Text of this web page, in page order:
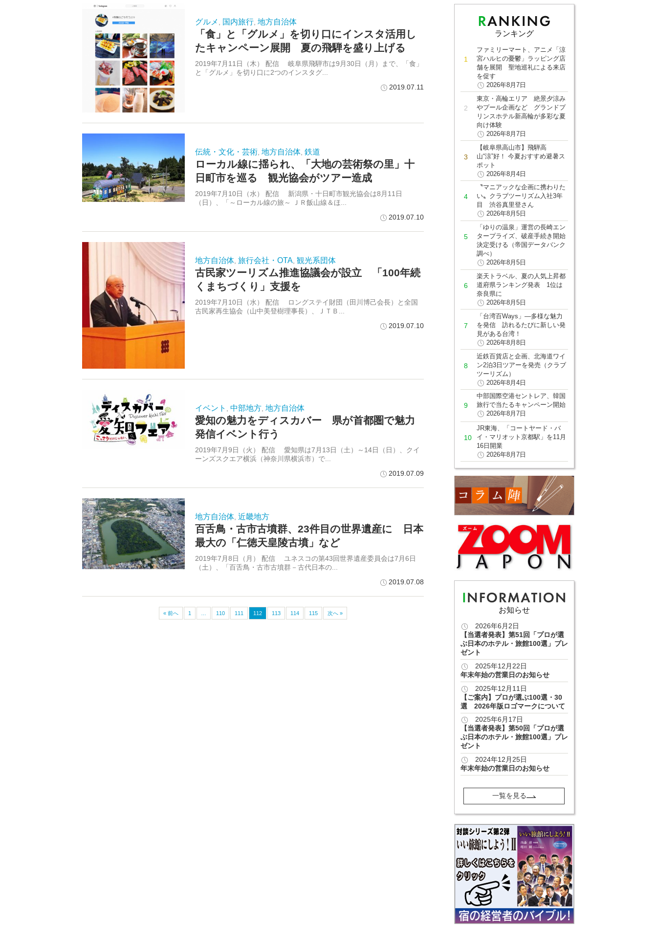
グルメ , 国内旅行, 地方自治体
「食」と「グルメ」を切り口にインスタ活用し
たキャンペーン展開 夏の飛騨を盛り上げる
2019年7月11日（木） 配信 岐阜県飛騨市は9月30日（月）まで、「食」
と「グルメ」を切り口に2つのインスタグ...
2019.07.11
伝統・文化・芸術, 地方自治体, 鉄道
ローカル線に揺られ、「大地の芸術祭の里」十
日町市を巡る 観光協会がツアー造成
2019年7月10日（水） 配信 新潟県・十日町市観光協会は8月11日
（日）、「～ローカル線の旅～ ＪＲ飯山線＆ほ...
2019.07.10
地方自治体, 旅行会社・OTA, 観光系団体
古民家ツーリズム推進協議会が設立 「100年続
くまちづくり」支援を
2019年7月10日（水） 配信 ロングステイ財団（田川博己会長）と全国
古民家再生協会（山中美登樹理事長）、ＪＴＢ...
2019.07.10
イベント 中部地方, 地方自治体
愛知の魅力をディスカバー 県が首都圏で魅力
発信イベント行う
2019年7月9日（火） 配信 愛知県は7月13日（土）～14日（日）、クイ
ーンズスクエア横浜（神奈川県横浜市）で...
2019.07.09
地方自治体, 近畿地方
百舌鳥・古市古墳群、23件目の世界遺産に 日本
最大の「仁徳天皇陵古墳」など
2019年7月8日（月） 配信 ユネスコの第43回世界遺産委員会は7月6日
（土）、「百舌鳥・古市古墳群－古代日本の...
2019.07.08
« 前へ 1 … 110 111 112 113 114 115 次へ »
ランキング
ファミリーマート、アニメ「涼
宮ハルヒの憂鬱」ラッピング店
舗を展開 聖地巡礼による来店
を促す
2026年8月7日
東京・高輪エリア 絶景夕涼み
やプール企画など グランドプ
リンスホテル新高輪が多彩な夏
向け体験
2026年8月7日
【岐阜県高山市】飛騨高
山“涼”好！ 今夏おすすめ避暑ス
ポット
2026年8月4日
〝マニアックな企画に携わりた
い〟クラブツーリズム入社3年
目 渋谷真里登さん
2026年8月5日
「ゆりの温泉」運営の長崎エン
タープライズ、破産手続き開始
決定受ける（帝国データバンク
調べ）
2026年8月5日
楽天トラベル、夏の人気上昇都
道府県ランキング発表 1位は
奈良県に
2026年8月5日
「台湾百Ways」―多様な魅力
を発信 訪れるたびに新しい発
見がある台湾！
2026年8月8日
近鉄百貨店と企画、北海道ワイ
ン2泊3日ツアーを発売（クラブ
ツーリズム）
2026年8月4日
中部国際空港セントレア、韓国
旅行で当たるキャンペーン開始
2026年8月7日
JR東海、「コートヤード・バ
イ・マリオット京都駅」を11月
16日開業
2026年8月7日
お知らせ
2026年6月2日
【当選者発表】第51回「プロが選
ぶ日本のホテル・旅館100選」プレ
ゼント
2025年12月22日
年末年始の営業日のお知らせ
2025年12月11日
【ご案内】プロが選ぶ100選・30
選 2026年版ロゴマークについて
2025年6月17日
【当選者発表】第50回「プロが選
ぶ日本のホテル・旅館100選」プレ
ゼント
2024年12月25日
年末年始の営業日のお知らせ
一覧を見る